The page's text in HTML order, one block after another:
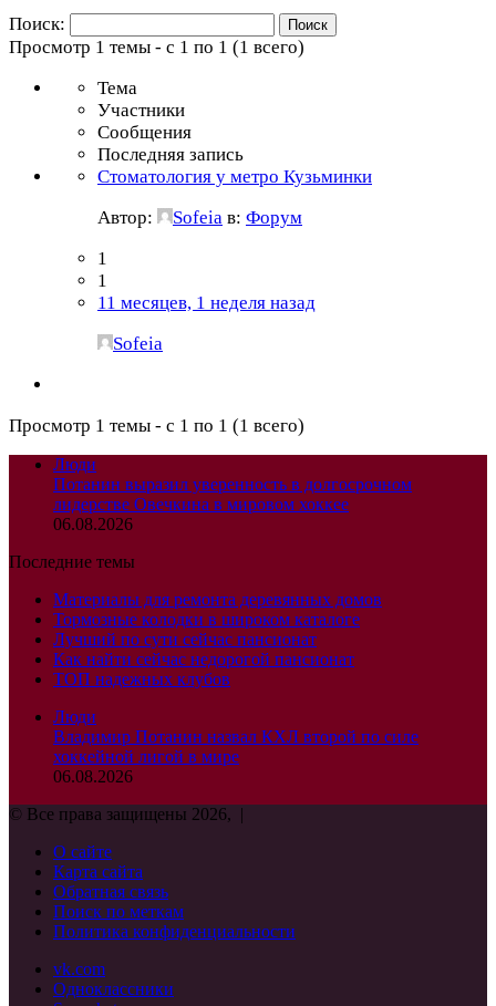
Поиск:
Просмотр 1 темы - с 1 по 1 (1 всего)
Тема
Участники
Сообщения
Последняя запись
Стоматология у метро Кузьминки
Автор:
Sofeia в: Форум
1
1
11 месяцев, 1 неделя назад
Sofeia
Просмотр 1 темы - с 1 по 1 (1 всего)
Люди
Потанин выразил уверенность в долгосрочном
лидерстве Овечкина в мировом хоккее
06.08.2026
Последние темы
Материалы для ремонта деревянных домов
Тормозные колодки в широком каталоге
Лучший по сути сейчас пансионат
Как найти сейчас недорогой пансионат
ТОП надежных клубов
Люди
Владимир Потанин назвал КХЛ второй по силе
хоккейной лигой в мире
06.08.2026
© Все права защищены 2026, |
О сайте
Карта сайта
Обратная связь
Поиск по меткам
Политика конфиденциальности
vk.com
Одноклассники